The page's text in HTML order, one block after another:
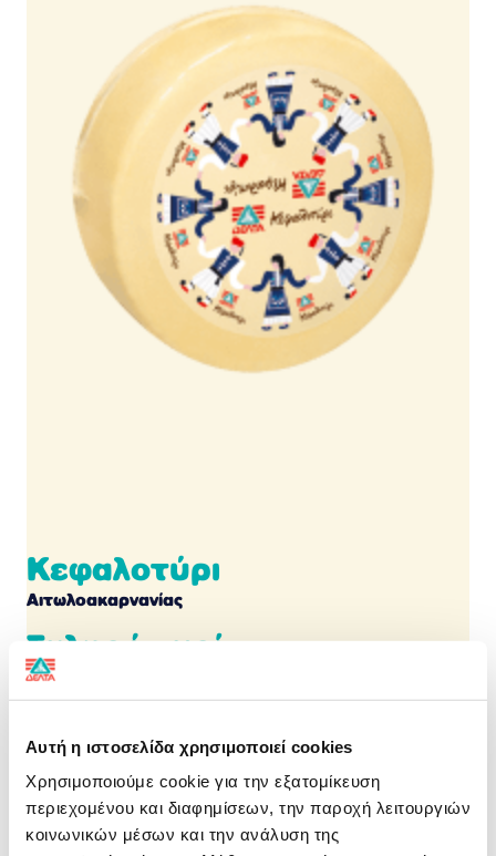
Αυτή η ιστοσελίδα χρησιμοποιεί cookies
Χρησιμοποιούμε cookie για την εξατομίκευση
περιεχομένου και διαφημίσεων, την παροχή λειτουργιών
κοινωνικών μέσων και την ανάλυση της
Κεφαλοτύρι
Αιτωλοακαρνανίας
Σκληρό τυρί
πρώτης ποιότητας από αγελαδινό γάλα
Γεύση παράδοσης, με την ποιότητα της ΔΕΛΤΑ
Αυθεντικές γεύσεις ελληνικών τυριών που παράγονται
από 100% ελληνικό, παστεριωμένο, αιγοπρόβειο γάλα
και αυθεντικές ελληνικές συνταγές που χαρίζουν